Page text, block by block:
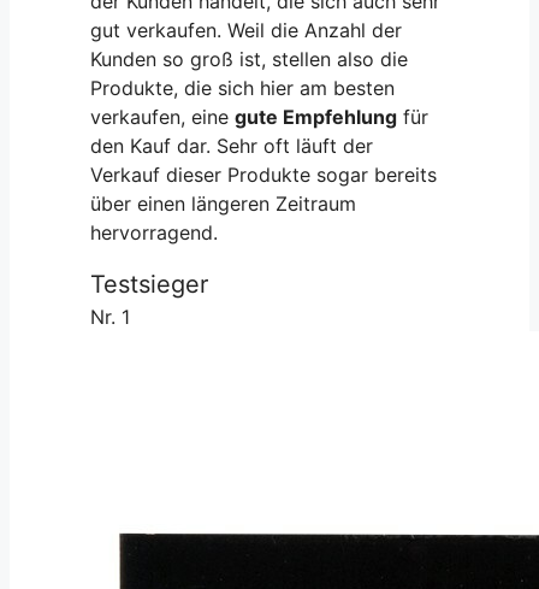
gut verkaufen. Weil die Anzahl der
Kunden so groß ist, stellen also die
Produkte, die sich hier am besten
verkaufen, einegute Empfehlung für
den Kauf dar. Sehr oft läuft der
Verkauf dieser Produkte sogar bereits
über einen längeren Zeitraum
hervorragend.
Testsieger
Nr. 1